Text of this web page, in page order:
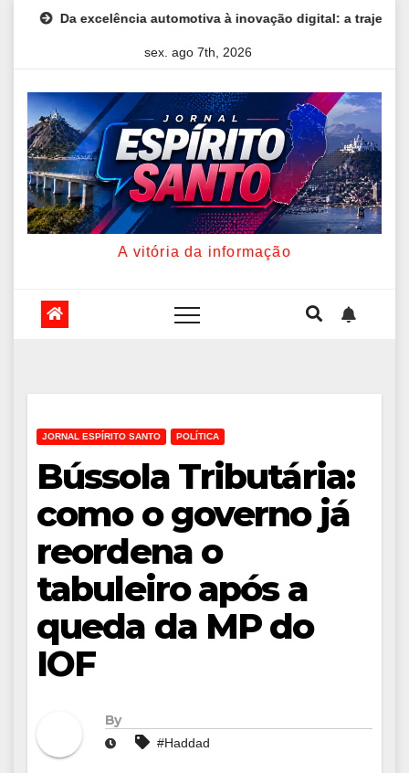
automotiva à inovação digital: a trajetória
sex. ago 7th, 2026
A vitória da informação
JORNAL ESPÍRITO SANTO POLÍTICA
Bússola Tributária:
como o governo já
reordena o
tabuleiro após a
queda da MP do
IOF
By
#Haddad